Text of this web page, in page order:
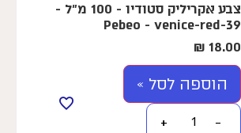
צבע אקריליק סטודיו - 100 מ"ל -
Pebeo - venice-red-39
18.00
₪
הוספה לסל »
−
+